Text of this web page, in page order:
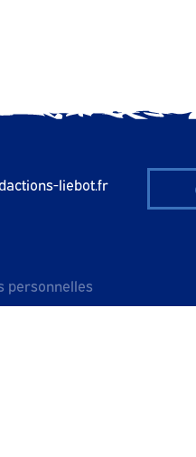
liebot.fr
personnelles